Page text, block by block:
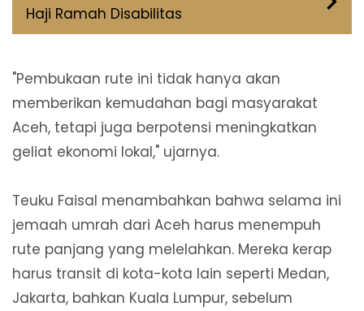
Haji Ramah Disabilitas
"Pembukaan rute ini tidak hanya akan
memberikan kemudahan bagi masyarakat
Aceh, tetapi juga berpotensi meningkatkan
geliat ekonomi lokal," ujarnya.
Teuku Faisal menambahkan bahwa selama ini
jemaah umrah dari Aceh harus menempuh
rute panjang yang melelahkan. Mereka kerap
harus transit di kota-kota lain seperti Medan,
Jakarta, bahkan Kuala Lumpur, sebelum